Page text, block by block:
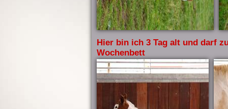
Hier bin ich 3 Tag alt und darf
Wochenbett